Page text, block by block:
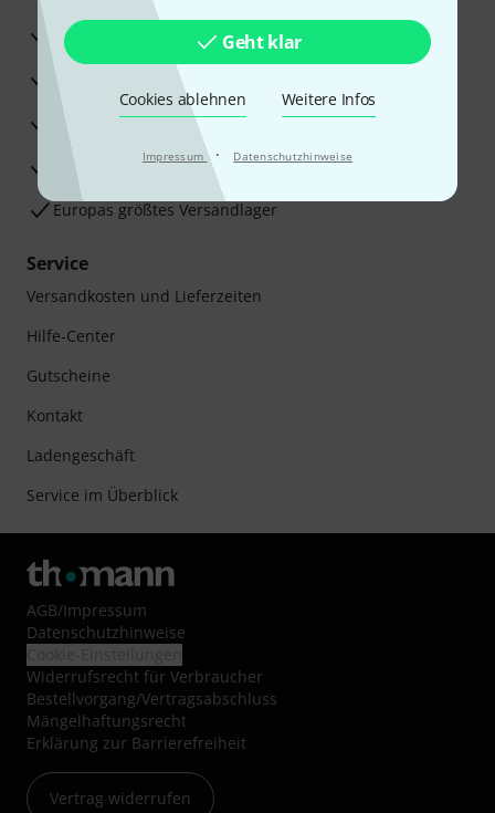
Geht klar
Cookies ablehnen Weitere Infos
Impressum · Datenschutzhinweise
30 Tage Money-Back-Garantie
Reparaturservice
Beratung durch Fachexperten
Zufriedenheitsgarantie
Europas größtes Versandlager
Service
Versandkosten und Lieferzeiten
Hilfe-Center
Gutscheine
Kontakt
Ladengeschäft
Service im Überblick
AGB/Impressum
Datenschutzhinweise
Widerrufsrecht für Verbraucher
Bestellvorgang/Vertragsabschluss
Mängelhaftungsrecht
Erklärung zur Barrierefreiheit
Vertrag widerrufen